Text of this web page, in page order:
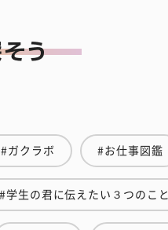
#ガクラボ #お仕事図鑑
#学生の君に伝えたい３つのこと